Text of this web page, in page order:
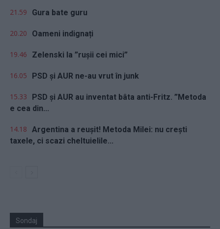
21.59 Gura bate guru
20.20 Oameni indignați
19.46 Zelenski la ”rușii cei mici”
16.05 PSD și AUR ne-au vrut în junk
15.33
PSD și AUR au inventat bâta anti-Fritz. ”Metoda
e cea din...
14.18 Argentina a reușit! Metoda Milei: nu crești
taxele, ci scazi cheltuielile...
Sondaj